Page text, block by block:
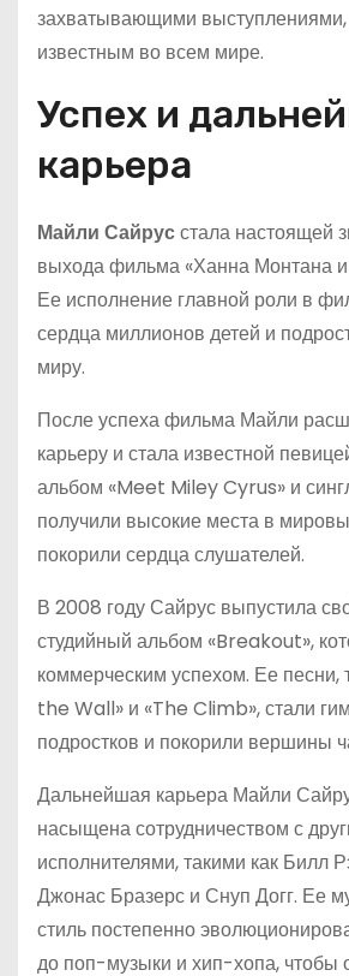
захватывающими
известным во всем мире.
Успех и
карьера
Майли Сайрусстала настоящей
выхода фильма «Ханна Монтана
Ее исполнение главной роли в
сердца миллионов детей и
миру.
После успеха фильма Майли
карьеру и стала известной
альбом «Meet Miley Cyrus» и
получили высокие места в
покорили сердца слушателей.
В 2008 году Сайрус выпустила
студийный альбом «Breakout»,
коммерческим успехом. Ее песни,
the Wall» и «The Climb», стали
подростков и покорили вершины
Дальнейшая карьера Майли
насыщена сотрудничеством с
исполнителями, такими как Билл
Джонас Бразерс и Снуп Догг. Ее
стиль постепенно
до поп-музыки и хип-хопа, чтобы